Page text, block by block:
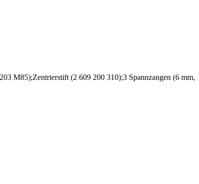
M85);Zentrierstift (2 609 200 310);3 Spannzangen (6 mm,